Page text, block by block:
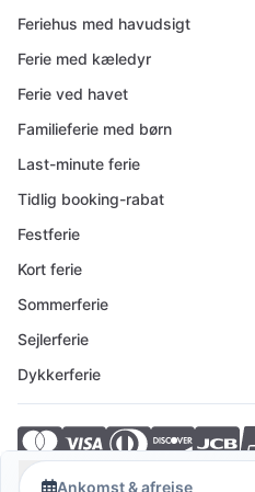
Ankomst & afrejse
Feriehus med havudsigt
Ferie med kæledyr
Ferie ved havet
Familieferie med børn
Last-minute ferie
Tidlig booking-rabat
Festferie
Kort ferie
Sommerferie
Sejlerferie
Dykkerferie